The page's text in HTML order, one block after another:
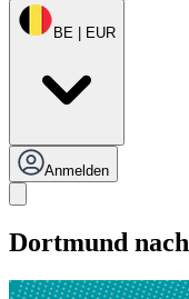
BE | EUR
Anmelden
Dortmund